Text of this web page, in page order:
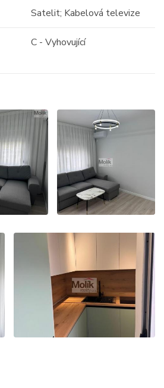
Satelit; Kabelová televize
C - Vyhovující